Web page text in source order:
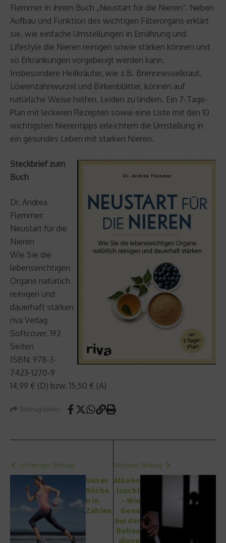
Flemmer in ihrem Buch „Neustart für die Nieren“. Neben
Aufbau und Funktion des wichtigen Filterorgans erklärt
sie, wie einfache Umstellungen in Ernährung und
Lifestyle die Nieren reinigen sowie stärken können und
so Erkrankungen vorgebeugt werden kann.
Insbesondere Heilkräuter, wie z.B. Brennnesselkraut,
Löwenzahnwurzel und Birkenblätter, können auf
natürliche Weise helfen, Leiden zu lindern. Ein 7-Tage-
Plan mit leckeren Rezepten sowie eine Liste mit den 10
wichtigsten Nierentipps erleichtern die Umstellung in
ein gesundes Leben mit starken Nieren.
Steckbrief zum
Buch
Dr. Andrea
Flemmer:
Neustart für die
Nieren
Wie Sie die
lebenswichtigen
Organe natürlich
reinigen und
dauerhaft stärken
riva Verlag
Softcover, 192
Seiten
ISBN: 978-3-
7423-1270-9
14,99 € (D) bzw. 15,50 € (A)
Beitrag teilen
vorheriger Beitrag
Unser
Rücke
n in
Zahlen
Nächster Beitrag
Alkoho
lsucht
– Wie
Gene
bei der
Behan
dlung